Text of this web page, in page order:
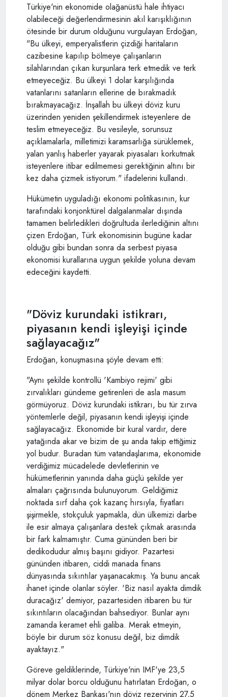
Türkiye'nin ekonomide olağanüstü hale ihtiyacı
olabileceği değerlendirmesinin akıl karışıklığının
ötesinde bir durum olduğunu vurgulayan Erdoğan,
"Bu ülkeyi, emperyalistlerin çizdiği haritaların
cazibesine kapılıp bölmeye çalışanların
silahlarından çıkan kurşunlara terk etmedik ve terk
etmeyeceğiz. Bu ülkeyi 1 dolar karşılığında
vatanlarını satanların ellerine de bırakmadık
bırakmayacağız. İnşallah bu ülkeyi döviz kuru
üzerinden yeniden şekillendirmek isteyenlere de
teslim etmeyeceğiz. Bu vesileyle, sorunsuz
açıklamalarla, milletimizi karamsarlığa sürüklemek,
yalan yanlış haberler yayarak piyasaları korkutmak
isteyenlere itibar edilmemesi gerektiğinin altını bir
kez daha çizmek istiyorum." ifadelerini kullandı.
Hükümetin uyguladığı ekonomi politikasının, kur
tarafındaki konjonktürel dalgalanmalar dışında
tamamen belirledikleri doğrultuda ilerlediğinin altını
çizen Erdoğan, Türk ekonomisinin bugüne kadar
olduğu gibi bundan sonra da serbest piyasa
ekonomisi kurallarına uygun şekilde yoluna devam
edeceğini kaydetti.
"Döviz kurundaki istikrarı,
piyasanın kendi işleyişi içinde
sağlayacağız"
Erdoğan, konuşmasına şöyle devam etti:
"Aynı şekilde kontrollü 'Kambiyo rejimi' gibi
zırvalıkları gündeme getirenleri de asla masum
görmüyoruz. Döviz kurundaki istikrarı, bu tür zırva
yöntemlerle değil, piyasanın kendi işleyişi içinde
sağlayacağız. Ekonomide bir kural vardır, dere
yatağında akar ve bizim de şu anda takip ettiğimiz
yol budur. Buradan tüm vatandaşlarıma, ekonomide
verdiğimiz mücadelede devletlerinin ve
hükümetlerinin yanında daha güçlü şekilde yer
almaları çağrısında bulunuyorum. Geldiğimiz
noktada sırf daha çok kazanç hırsıyla, fiyatları
şişirmekle, stokçuluk yapmakla, dün ülkemizi darbe
ile esir almaya çalışanlara destek çıkmak arasında
bir fark kalmamıştır. Cuma gününden beri bir
dedikodudur almış başını gidiyor. Pazartesi
gününden itibaren, ciddi manada finans
dünyasında sıkıntılar yaşanacakmış. Ya bunu ancak
ihanet içinde olanlar söyler. 'Biz nasıl ayakta dimdik
duracağız' demiyor, pazartesiden itibaren bu tür
sıkıntıların olacağından bahsediyor. Bunlar aynı
zamanda keramet ehli galiba. Merak etmeyin,
böyle bir durum söz konusu değil, biz dimdik
ayaktayız."
Göreve geldiklerinde, Türkiye'nin IMF'ye 23,5
milyar dolar borcu olduğunu hatırlatan Erdoğan, o
dönem Merkez Bankası'nın döviz rezervinin 27,5